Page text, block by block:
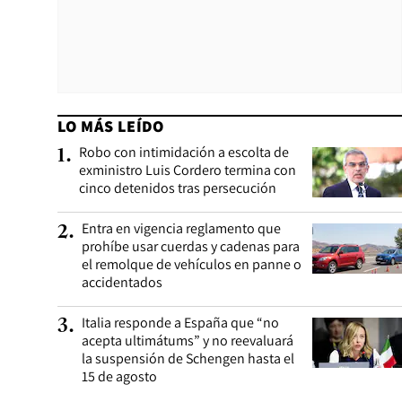
LO MÁS LEÍDO
1. Robo con intimidación a escolta de
exministro Luis Cordero termina con
cinco detenidos tras persecución
2. Entra en vigencia reglamento que
prohíbe usar cuerdas y cadenas para
el remolque de vehículos en panne o
accidentados
3. Italia responde a España que “no
acepta ultimátums” y no reevaluará
la suspensión de Schengen hasta el
15 de agosto